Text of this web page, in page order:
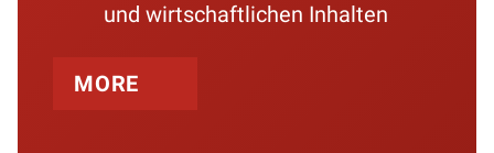
und wirtschaftlichen Inhalten
MORE